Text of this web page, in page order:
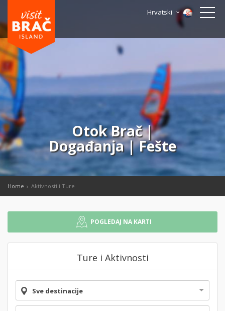
Hrvatski
Otok Brač |
Događanja | Fešte
Home Aktivnosti i Ture
POGLEDAJ NA KARTI
Ture i Aktivnosti
Sve destinacije